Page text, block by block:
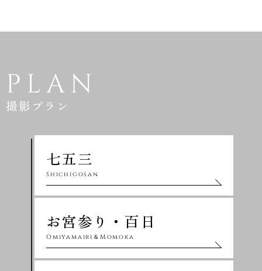
PLAN
撮影プラン
七五三
Shichigosan
お宮参り・百日
Omiyamairi＆Momoka